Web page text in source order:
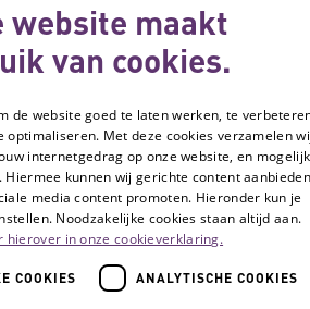
website maakt
van cookies.
de website goed te laten werken, te
optimaliseren. Met deze cookies verzamelen
internetgedrag op onze website, en mogelijk
Hiermee kunnen wij gerichte content
media content promoten. Hieronder kun je
Noodzakelijke cookies staan altijd aan.
hierover in onze cookieverklaring.
COOKIES ANALYTISCHE COOKIES